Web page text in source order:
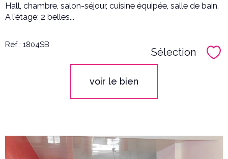
Hall, chambre, salon-séjour, cuisine équipée, salle de bain.
A l'étage: 2 belles...
Réf : 1804SB
Sélection
voir le bien